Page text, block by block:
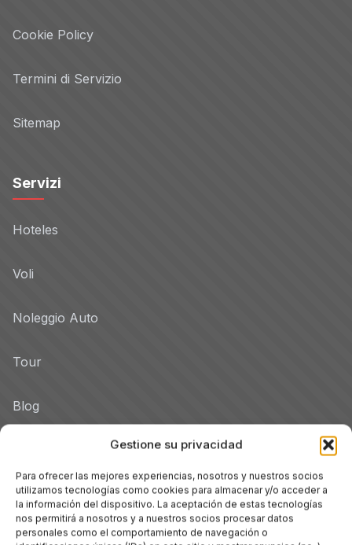
Gestione su privacidad
Para ofrecer las mejores experiencias, nosotros y nuestros socios
utilizamos tecnologías como cookies para almacenar y/o acceder a
la información del dispositivo. La aceptación de estas tecnologías
nos permitirá a nosotros y a nuestros socios procesar datos
personales como el comportamiento de navegación o
Cookie Policy
Termini di Servizio
Sitemap
Servizi
Hoteles
Voli
Noleggio Auto
Tour
Blog
Hotel per Regione
Véneto